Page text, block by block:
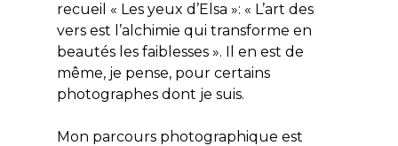
recueil « Les yeux d’Elsa »: « L’art des
vers est l’alchimie qui transforme en
beautés les faiblesses ». Il en est de
même, je pense, pour certains
photographes dont je suis.
Mon parcours photographique est